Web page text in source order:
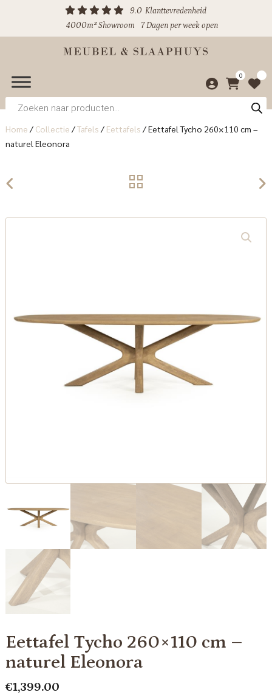
9.0 Klanttevredenheid
4000m² Showroom
7 Dagen per week open
0
Producten
zoeken
Home / Collectie /Tafels / Eettafels /Eettafel Tycho 260×110 cm –
naturel Eleonora
Eettafel Tycho 260×110 cm –
naturel Eleonora
€1,399.00